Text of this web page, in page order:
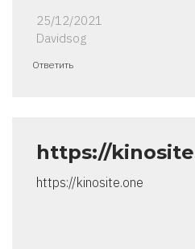
25/12/2021
Davidsog
Ответить
https://
https://kinosite.one